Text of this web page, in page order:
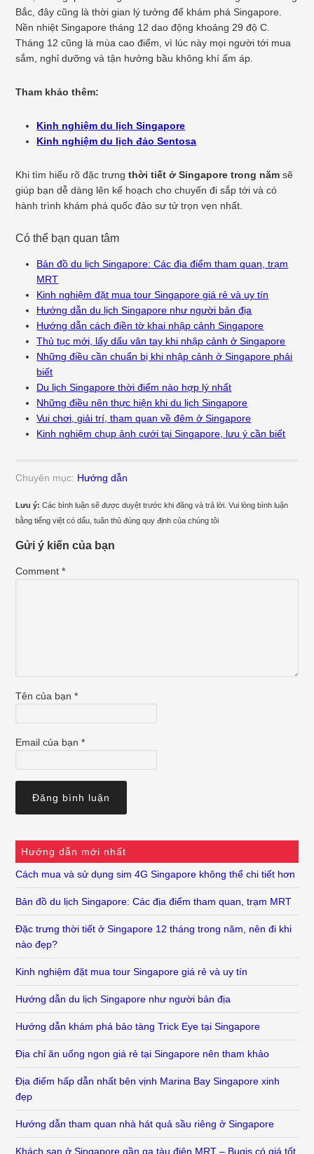
Bắc, đây cũng là thời gian lý tưởng để khám phá Singapore.
Nền nhiệt Singapore tháng 12 dao động khoảng 29 độ C.
Tháng 12 cũng là mùa cao điểm, vì lúc này mọi người tới mua
sắm, nghỉ dưỡng và tận hưởng bầu không khí ấm áp.
Tham khảo thêm:
Kinh nghiệm du lịch Singapore
Kinh nghiệm du lịch đảo Sentosa
Khi tìm hiểu rõ đặc trưngthời tiết ở Singapore trong nămsẽ
giúp bạn dễ dàng lên kế hoạch cho chuyến đi sắp tới và có
hành trình khám phá quốc đảo sư tử trọn vẹn nhất.
Có thể bạn quan tâm
Bản đồ du lịch Singapore: Các địa điểm tham quan, trạm
MRT
Kinh nghiệm đặt mua tour Singapore giá rẻ và uy tín
Hướng dẫn du lịch Singapore như người bản địa
Hướng dẫn cách điền tờ khai nhập cảnh Singapore
Thủ tục mới, lấy dấu vân tay khi nhập cảnh ở Singapore
Những điều cần chuẩn bị khi nhập cảnh ở Singapore phải
biết
Du lịch Singapore thời điểm nào hợp lý nhất
Những điều nên thực hiện khi du lịch Singapore
Vui chơi, giải trí, tham quan về đêm ở Singapore
Kinh nghiệm chụp ảnh cưới tại Singapore, lưu ý cần biết
Chuyên mục: Hướng dẫn
Lưu ý:Các bình luận sẽ được duyệt trước khi đăng và trả lời. Vui lòng bình luận
bằng tiếng việt có dấu, tuân thủ đúng quy định của chúng tôi
Gửi ý kiến của bạn
Comment*
Tên của bạn*
Email của bạn*
Hướng dẫn mới nhất
Cách mua và sử dụng sim 4G Singapore không thể chi tiết hơn
Bản đồ du lịch Singapore: Các địa điểm tham quan, trạm MRT
Đặc trưng thời tiết ở Singapore 12 tháng trong năm, nên đi khi
nào đẹp?
Kinh nghiệm đặt mua tour Singapore giá rẻ và uy tín
Hướng dẫn du lịch Singapore như người bản địa
Hướng dẫn khám phá bảo tàng Trick Eye tại Singapore
Địa chỉ ăn uống ngon giá rẻ tại Singapore nên tham khảo
Địa điểm hấp dẫn nhất bên vịnh Marina Bay Singapore xinh
đẹp
Hướng dẫn tham quan nhà hát quả sầu riêng ở Singapore
Khách sạn ở Singapore gần ga tàu điện MRT – Bugis có giá tốt